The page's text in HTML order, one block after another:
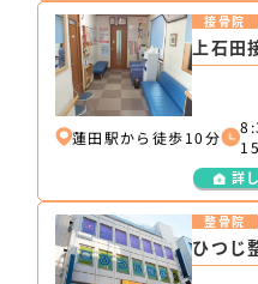
上石田
接骨院
蓮田駅から徒歩10分
詳
ひつじ
整骨院